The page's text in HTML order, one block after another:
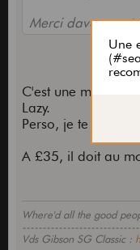
Merci davance et
C'est une marque
Lazy.
Perso, je te
A £35, il doit au
Where'd all the good
Vds Gibson SG Classic :